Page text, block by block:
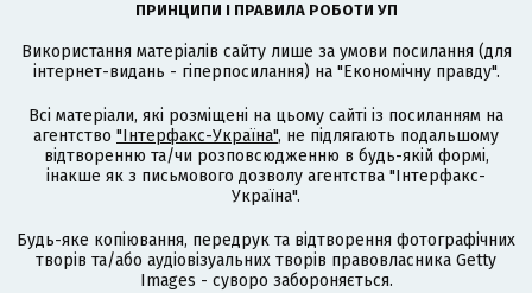
ПРИНЦИПИ І ПРАВИЛА РОБОТИ УП
Використання матеріалів сайту лише за умови посилання (для
інтернет-видань - гіперпосилання) на "Економічну правду".
Всі матеріали, які розміщені на цьому сайті із посиланням на
агентство "Інтерфакс-Україна", не підлягають подальшому
відтворенню та/чи розповсюдженню в будь-якій формі,
інакше як з письмового дозволу агентства "Інтерфакс-
Україна".
Будь-яке копіювання, передрук та відтворення фотографічних
творів та/або аудіовізуальних творів правовласника Getty
Images - суворо забороняється.